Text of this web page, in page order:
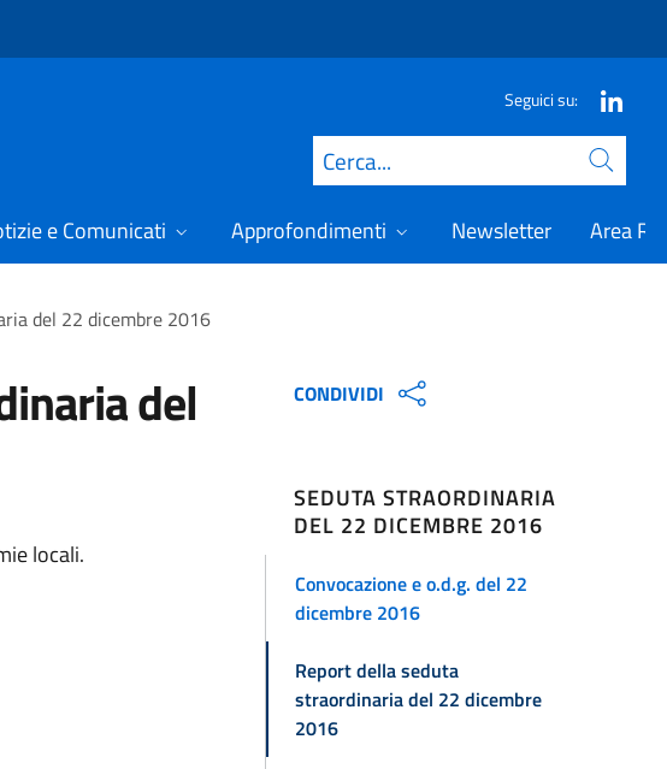
Seguici su:
Cerca
e Comunicati Approfondimenti Newsletter Area
del 22 dicembre 2016
del
locali.
CONDIVIDI
SEDUTA STRAORDINARIA
DEL 22 DICEMBRE 2016
Convocazione e o.d.g. del 22
dicembre 2016
Report della seduta
straordinaria del 22 dicembre
2016